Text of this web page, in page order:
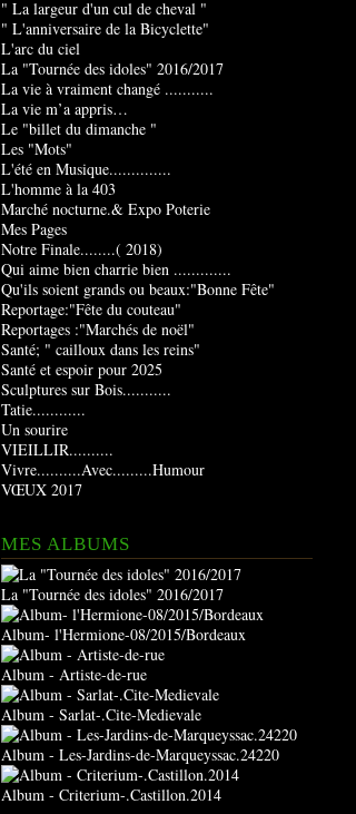
" La largeur d'un cul de cheval "
" L'anniversaire de la Bicyclette"
L'arc du ciel
La "Tournée des idoles" 2016/2017
La vie à vraiment changé ...........
La vie m’a appris…
Le "billet du dimanche "
Les "Mots"
L'été en Musique..............
L'homme à la 403
Marché nocturne.& Expo Poterie
Mes Pages
Notre Finale........( 2018)
Qui aime bien charrie bien .............
Qu'ils soient grands ou beaux:"Bonne Fête"
Reportage:"Fête du couteau"
Reportages :"Marchés de noël"
Santé; " cailloux dans les reins"
Santé et espoir pour 2025
Sculptures sur Bois...........
Tatie............
Un sourire
VIEILLIR..........
Vivre..........Avec.........Humour
VŒUX 2017
MES ALBUMS
La "Tournée des idoles" 2016/2017
Album- l'Hermione-08/2015/Bordeaux
Album - Artiste-de-rue
Album - Sarlat-.Cite-Medievale
Album - Les-Jardins-de-Marqueyssac.24220
Album - Criterium-.Castillon.2014